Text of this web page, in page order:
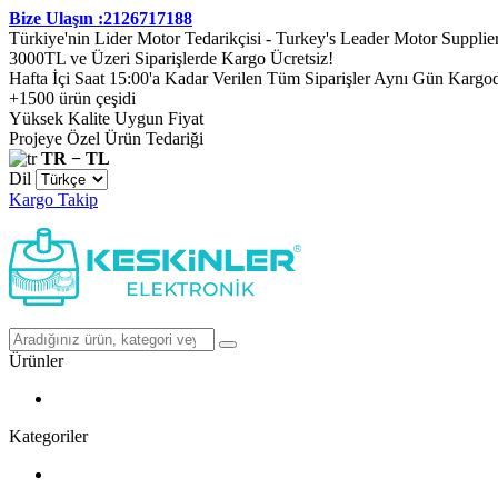
Bize Ulaşın :2126717188
Türkiye'nin Lider Motor Tedarikçisi - Turkey's Leader Motor
3000TL ve Üzeri Siparişlerde Kargo Ücretsiz!
Hafta İçi Saat 15:00'a Kadar Verilen Tüm Siparişler Aynı Gün
+1500 ürün çeşidi
Yüksek Kalite Uygun Fiyat
Projeye Özel Ürün Tedariği
TR − TL
Dil
Kargo Takip
Ürünler
Kategoriler